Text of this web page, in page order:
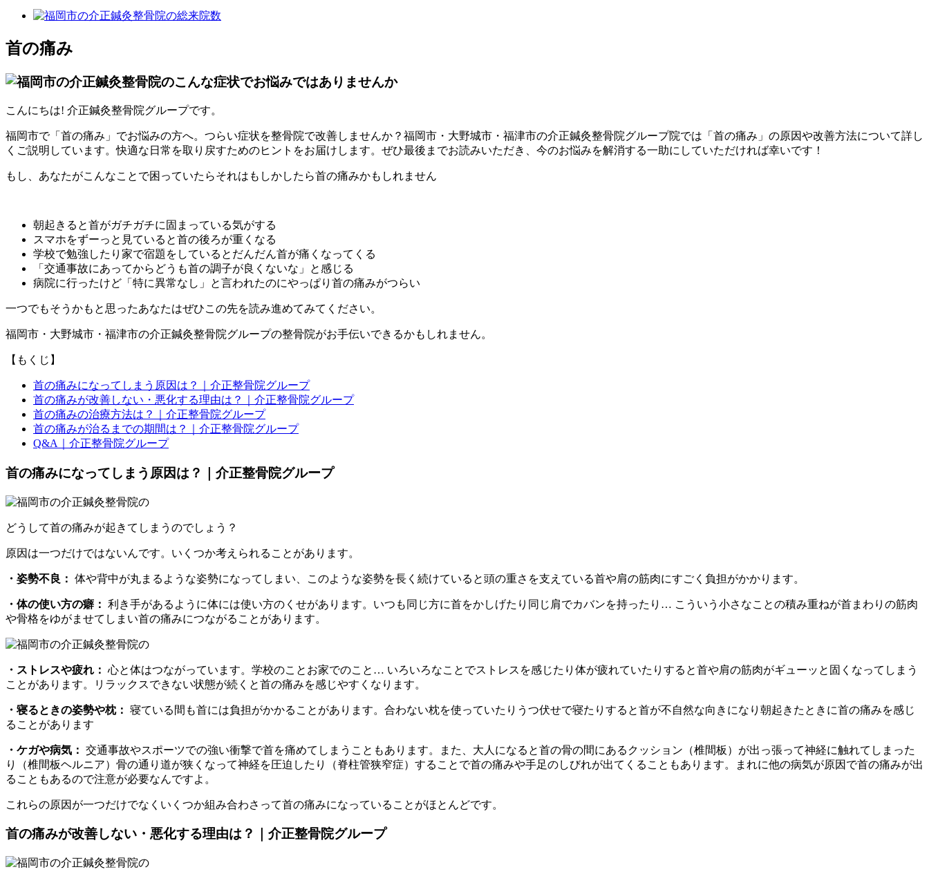
首の痛み
こんにちは! 介正鍼灸整骨院グループです。
福岡市で「首の痛み」でお悩みの方へ。つらい症状を整骨院で改善しませんか？ 福岡市・大野城市・福津市の介正鍼灸整骨院グループ院では「首の痛み」の原因や改善方法について詳し
くご説明しています。快適な日常を取り戻すためのヒントをお届けします。ぜひ最後までお読みいただき、今のお悩みを解消する一助にしていただければ幸いです！
もし、あなたがこんなことで困っていたらそれはもしかしたら首の痛みかもしれません
朝起きると首がガチガチに固まっている気がする
スマホをずーっと見ていると首の後ろが重くなる
学校で勉強したり家で宿題をしているとだんだん首が痛くなってくる
「交通事故にあってからどうも首の調子が良くないな」と感じる
病院に行ったけど「特に異常なし」と言われたのにやっぱり首の痛みがつらい
一つでもそうかもと思ったあなたはぜひこの先を読み進めてみてください。
福岡市・大野城市・福津市の介正鍼灸整骨院グループの整骨院がお手伝いできるかもしれません。
【もくじ】
首の痛みになってしまう原因は？｜介正整骨院グループ
首の痛みが改善しない・悪化する理由は？｜介正整骨院グループ
首の痛みの治療方法は？｜介正整骨院グループ
首の痛みが治るまでの期間は？｜介正整骨院グループ
Q&A｜介正整骨院グループ
首の痛みになってしまう原因は？｜介正整骨院グループ
どうして首の痛みが起きてしまうのでしょう？
原因は一つだけではないんです。いくつか考えられることがあります。
・姿勢不良： 体や背中が丸まるような姿勢になってしまい、このような姿勢を長く続けていると頭の重さを支えている首や肩の筋肉にすごく負担がかかります。
・体の使い方の癖： 利き手があるように体には使い方のくせがあります。いつも同じ方に首をかしげたり同じ肩でカバンを持ったり… こういう小さなことの積み重ねが首まわりの筋肉
や骨格をゆがませてしまい首の痛みにつながることがあります。
・ストレスや疲れ： 心と体はつながっています。学校のことお家でのこと… いろいろなことでストレスを感じたり体が疲れていたりすると首や肩の筋肉がギューッと固くなってしまう
ことがあります。リラックスできない状態が続くと首の痛みを感じやすくなります。
・寝るときの姿勢や枕： 寝ている間も首には負担がかかることがあります。合わない枕を使っていたりうつ伏せで寝たりすると首が不自然な向きになり朝起きたときに首の痛みを感じ
ることがあります
・ケガや病気： 交通事故やスポーツでの強い衝撃で首を痛めてしまうこともあります。また、大人になると首の骨の間にあるクッション（椎間板）が出っ張って神経に触れてしまった
り（椎間板ヘルニア）骨の通り道が狭くなって神経を圧迫したり（脊柱管狭窄症）することで首の痛みや手足のしびれが出てくることもあります。まれに他の病気が原因で首の痛みが出
ることもあるので注意が必要なんですよ。
これらの原因が一つだけでなくいくつか組み合わさって首の痛みになっていることがほとんどです。
首の痛みが改善しない・悪化する理由は？｜介正整骨院グループ